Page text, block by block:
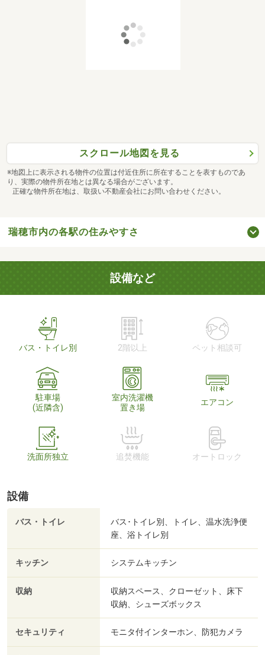
スクロール地図を見る
※地図上に表示される物件の位置は付近住所に所在することを表すものであ
り、実際の物件所在地とは異なる場合がございます。
正確な物件所在地は、取扱い不動産会社にお問い合わせください。
瑞穂市内の各駅の住みやすさ
設備など
バス・トイレ別 2階以上 ペット相談可
駐車場
(近隣含)
室内洗濯機
置き場
エアコン
洗面所独立 追焚機能 オートロック
設備
バス・トイレ
バス･トイレ別、トイレ、温水洗浄便
座、浴トイレ別
キッチン システムキッチン
収納
収納スペース、クローゼット、床下
収納、シューズボックス
セキュリティ モニタ付インターホン、防犯カメラ